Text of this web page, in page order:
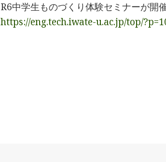
R6中学生ものづくり体験セミナーが開
https://eng.tech.iwate-u.ac.jp/top/